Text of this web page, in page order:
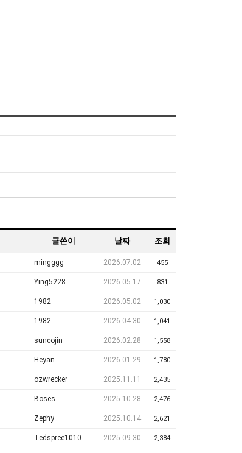
글쓴이 날짜 조회
mingggg 2026.07.02 455
Ying5228 2026.05.17 831
1982 2026.05.02 1,030
1982 2026.04.30 1,041
suncojin 2026.02.28 1,558
Heyan 2026.01.29 1,780
ozwrecker 2025.11.11 2,435
Boses 2025.10.28 2,476
Zephy 2025.10.14 2,621
Tedspree1010 2025.09.30 2,384